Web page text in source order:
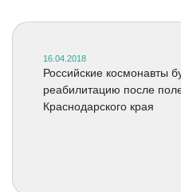
16.04.2018
Российские космонавты
реабилитацию после
Краснодарского края